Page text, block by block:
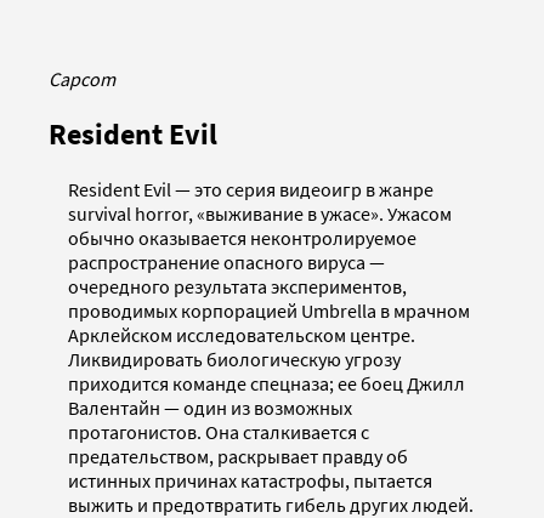
Capcom
Resident Evil
Resident Evil — это серия видеоигр в жанре
survival horror, «выживание в ужасе». Ужасом
обычно оказывается неконтролируемое
распространение опасного вируса —
очередного результата экспериментов,
проводимых корпорацией Umbrella в мрачном
Арклейском исследовательском центре.
Ликвидировать биологическую угрозу
приходится команде спецназа; ее боец Джилл
Валентайн — один из возможных
протагонистов. Она сталкивается с
предательством, раскрывает правду об
истинных причинах катастрофы, пытается
выжить и предотвратить гибель других людей.